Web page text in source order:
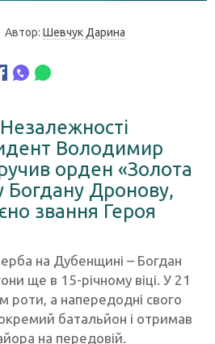
Автор: Шевчук Дарина
Володимир
орден «Золота
Богдану Дронову,
звання Героя
на Дубенщині – Богдан
ще в 15-річному віці. У 21
роти, а напередодні свого
батальйон і отримав
на передовій.